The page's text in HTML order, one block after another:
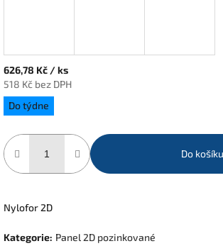
626,78 Kč / ks
518 Kč bez DPH
Měrná
cena:
Do týdne
Do košíku
Nylofor 2D
Kategorie: Panel 2D pozinkované